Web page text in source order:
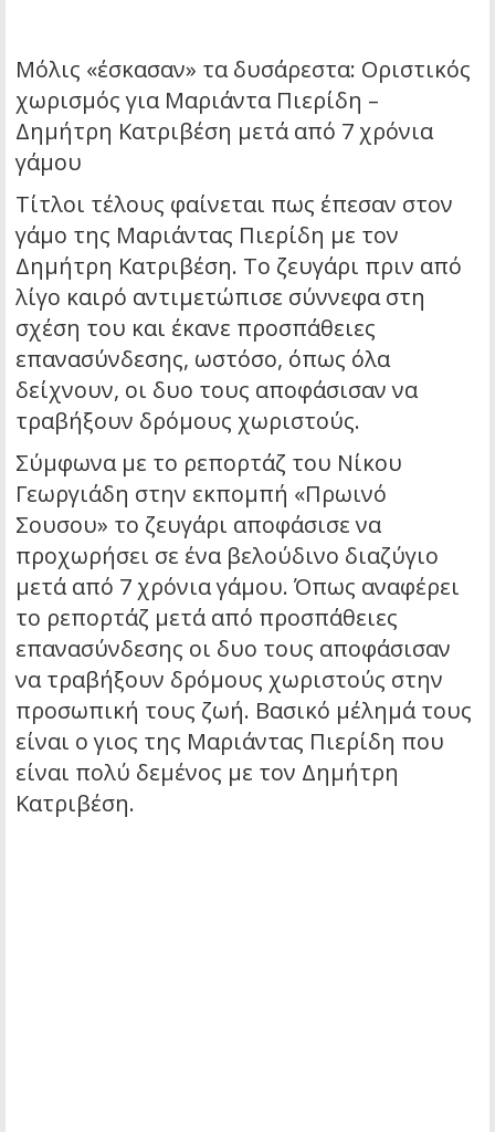
Μόλις «έσκασαν» τα δυσάρεστα: Οριστικός
χωρισμός για Μαριάντα Πιερίδη –
Δημήτρη Κατριβέση μετά από 7 χρόνια
γάμου
Τίτλοι τέλους φαίνεται πως έπεσαν στον
γάμο της Μαριάντας Πιερίδη με τον
Δημήτρη Κατριβέση. Το ζευγάρι πριν από
λίγο καιρό αντιμετώπισε σύννεφα στη
σχέση του και έκανε προσπάθειες
επανασύνδεσης, ωστόσο, όπως όλα
δείχνουν, οι δυο τους αποφάσισαν να
τραβήξουν δρόμους χωριστούς.
Σύμφωνα με το ρεπορτάζ του Νίκου
Γεωργιάδη στην εκπομπή «Πρωινό
Σουσου» το ζευγάρι αποφάσισε να
προχωρήσει σε ένα βελούδινο διαζύγιο
μετά από 7 χρόνια γάμου. Όπως αναφέρει
το ρεπορτάζ μετά από προσπάθειες
επανασύνδεσης οι δυο τους αποφάσισαν
να τραβήξουν δρόμους χωριστούς στην
προσωπική τους ζωή. Βασικό μέλημά τους
είναι ο γιος της Μαριάντας Πιερίδη που
είναι πολύ δεμένος με τον Δημήτρη
Κατριβέση.